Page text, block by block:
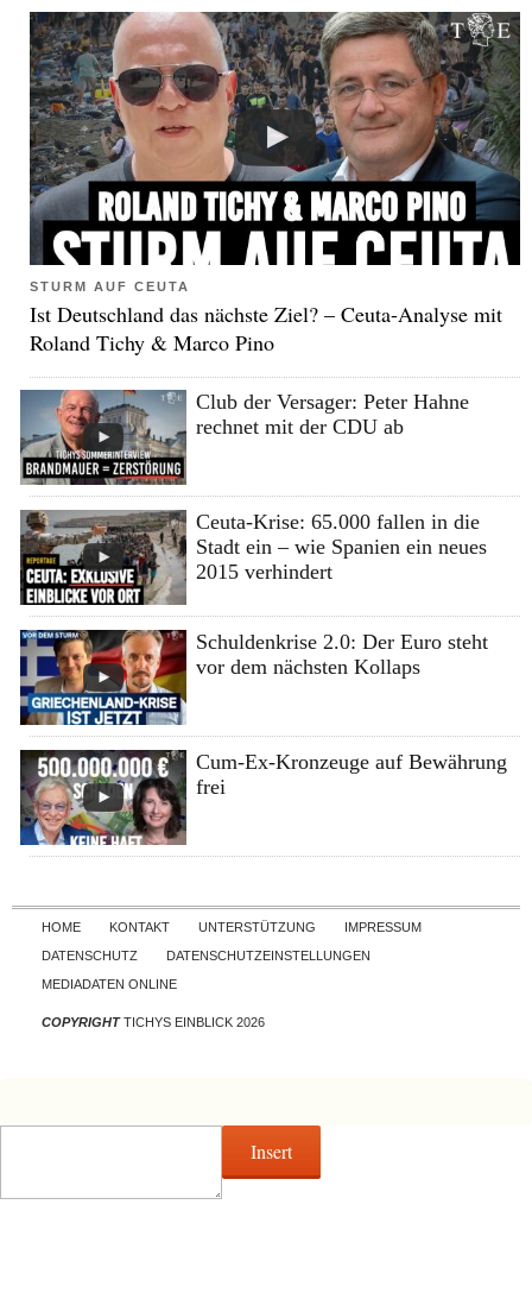
STURM AUF CEUTA
Ist Deutschland das nächste Ziel? – Ceuta-Analyse mit
Roland Tichy & Marco Pino
Club der Versager: Peter Hahne
rechnet mit der CDU ab
Ceuta-Krise: 65.000 fallen in die
Stadt ein – wie Spanien ein neues
2015 verhindert
Schuldenkrise 2.0: Der Euro steht
vor dem nächsten Kollaps
Cum-Ex-Kronzeuge auf Bewährung
frei
Skip to content
HOME KONTAKT UNTERSTÜTZUNG
IMPRESSUM
DATENSCHUTZ
DATENSCHUTZEINSTELLUNGEN
MEDIADATEN ONLINE
COPYRIGHTTICHYS EINBLICK 2026
Insert